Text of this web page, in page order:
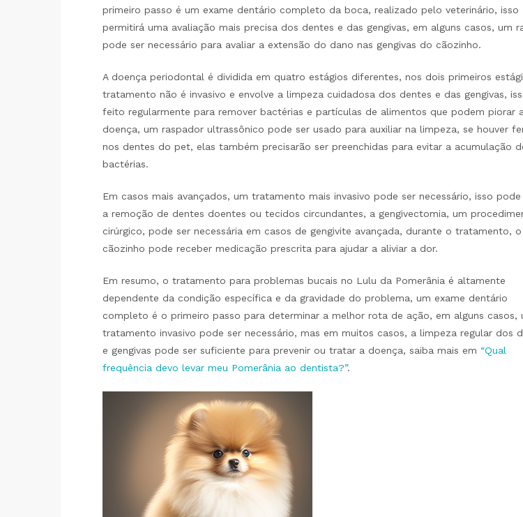
primeiro passo é um exame dentário completo da boca, realizado pelo veterinário, isso
permitirá uma avaliação mais precisa dos dentes e das gengivas, em alguns casos, um
pode ser necessário para avaliar a extensão do dano nas gengivas do cãozinho.
A doença periodontal é dividida em quatro estágios diferentes, nos dois primeiros
tratamento não é invasivo e envolve a limpeza cuidadosa dos dentes e das gengivas,
feito regularmente para remover bactérias e partículas de alimentos que podem piorar a
doença, um raspador ultrassônico pode ser usado para auxiliar na limpeza, se houver
nos dentes do pet, elas também precisarão ser preenchidas para evitar a acumulação
bactérias.
Em casos mais avançados, um tratamento mais invasivo pode ser necessário, isso
a remoção de dentes doentes ou tecidos circundantes, a gengivectomia, um
cirúrgico, pode ser necessária em casos de gengivite avançada, durante o tratamento, o
cãozinho pode receber medicação prescrita para ajudar a aliviar a dor.
Em resumo, o tratamento para problemas bucais no Lulu da Pomerânia é altamente
dependente da condição específica e da gravidade do problema, um exame dentário
completo é o primeiro passo para determinar a melhor rota de ação, em alguns casos,
tratamento invasivo pode ser necessário, mas em muitos casos, a limpeza regular dos
e gengivas pode ser suficiente para prevenir ou tratar a doença, saiba mais em “Qual
frequência devo levar meu Pomerânia ao dentista?”.